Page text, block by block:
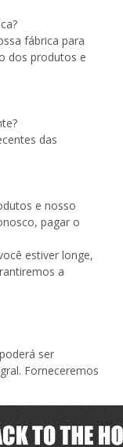
fábrica para
dos produtos e
das
e nosso
pagar o
estiver longe,
a
ser
Forneceremos